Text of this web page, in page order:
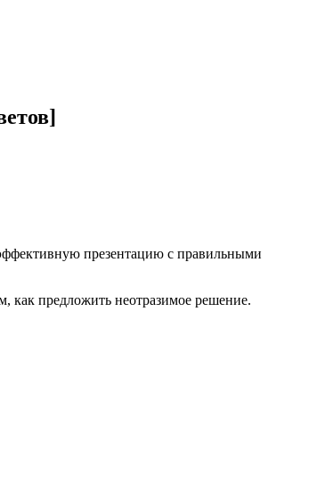
презентацию с правильными
как предложить неотразимое решение.